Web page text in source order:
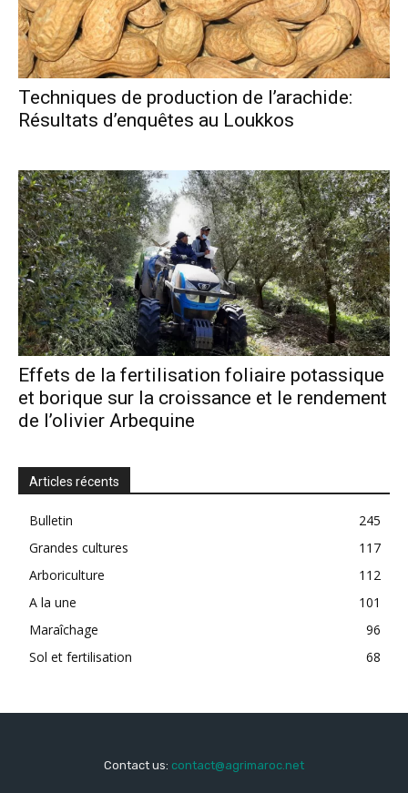
Techniques de production de l’arachide:
Résultats d’enquêtes au Loukkos
Effets de la fertilisation foliaire potassique
et borique sur la croissance et le rendement
de l’olivier Arbequine
Articles récents
Bulletin
245
Grandes cultures
117
Arboriculture
112
A la une
101
Maraîchage
96
Sol et fertilisation
68
Contact us: contact@agrimaroc.net